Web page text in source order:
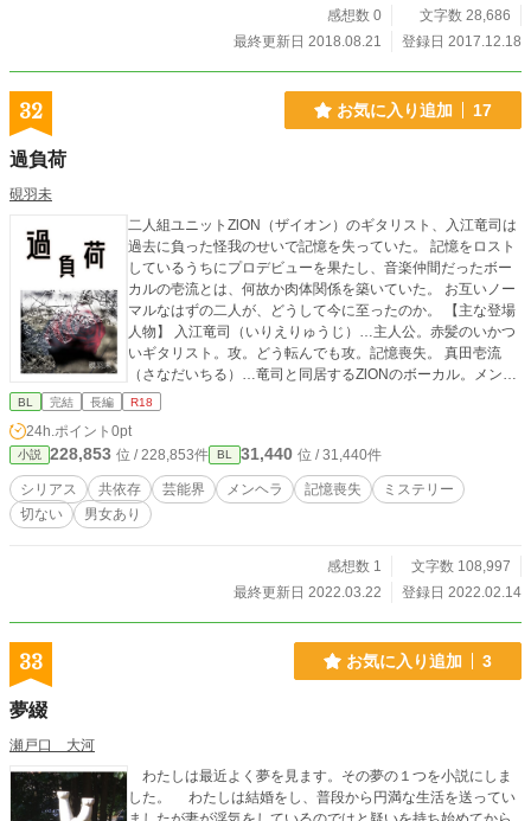
感想数 0
文字数 28,686
最終更新日 2018.08.21
登録日 2017.12.18
32 お気に入り追加 17
過負荷
硯羽未
二人組ユニットZlON（ザイオン）のギタリスト、入江竜司は
過去に負った怪我のせいで記憶を失っていた。 記憶をロスト
しているうちにプロデビューを果たし、音楽仲間だったボー
カルの壱流とは、何故か肉体関係を築いていた。 お互いノー
マルなはずの二人が、どうして今に至ったのか。 【主な登場
人物】 入江竜司（いりえりゅうじ）…主人公。赤髪のいかつ
いギタリスト。攻。どう転んでも攻。記憶喪失。 真田壱流
（さなだいちる）…竜司と同居するZlONのボーカル。メンヘ
ラな黒猫。既婚者なのに受。 まひる…壱流の戸籍上の妻で、
BL 完結 長編 R18
24h.ポイント 0pt
小説 228,853 位 / 228,853件 BL 31,440 位 / 31,440件
シリアス 共依存 芸能界 メンヘラ 記憶喪失
ミステリー
切ない
男女あり
感想数 1
文字数 108,997
最終更新日 2022.03.22
登録日 2022.02.14
33 お気に入り追加 3
夢綴
瀬戸口 大河
わたしは最近よく夢を見ます。その夢の１つを小説にしま
した。 わたしは結婚をし、普段から円満な生活を送ってい